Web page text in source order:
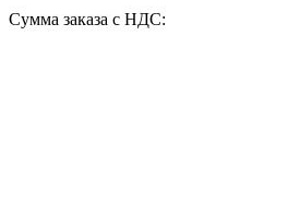
Сумма заказа с НДС: